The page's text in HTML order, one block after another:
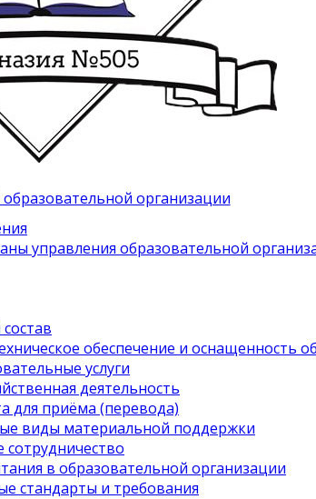
организации
управления образовательной
обеспечение и оснащенность
услуги
деятельность
для приёма (перевода)
виды материальной поддержки
в образовательной организации
стандарты и требования